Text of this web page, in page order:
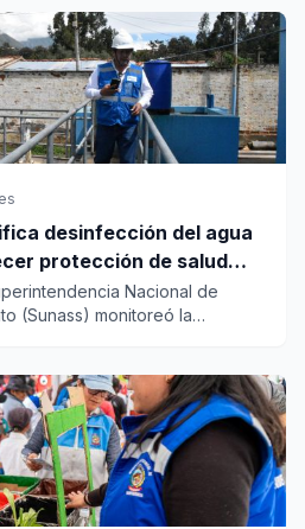
desinfección del agua
protección de salud
Nacional de
(Sunass) monitoreó la